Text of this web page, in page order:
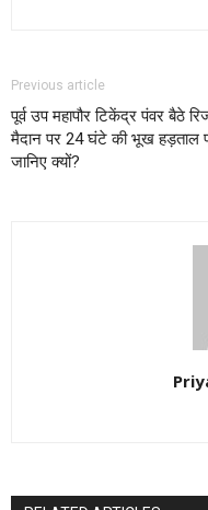
Previous article
पूर्व उप महापौर टिकेंद्र पंवर बैठे
मैदान पर 24 घंटे की भूख हड़ताल
जानिए क्यों?